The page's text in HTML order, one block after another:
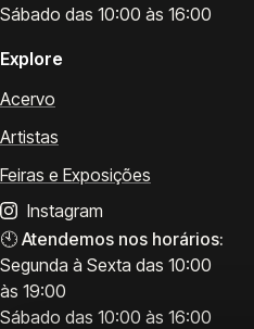
Sábado das 10:00 às 16:00
Explore
Acervo
Artistas
Feiras e Exposições
Instagram
🕙 Atendemos nos horários:
Segunda à Sexta das 10:00
às 19:00
Sábado das 10:00 às 16:00